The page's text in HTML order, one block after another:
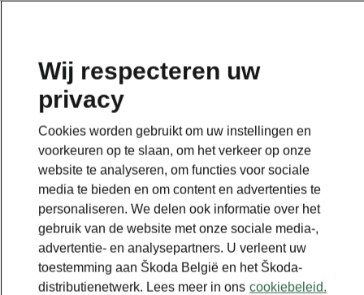
Wij respecteren uw
privacy
Cookies worden gebruikt om uw instellingen en
voorkeuren op te slaan, om het verkeer op onze
website te analyseren, om functies voor sociale
media te bieden en om content en advertenties te
personaliseren. We delen ook informatie over het
gebruik van de website met onze sociale media-,
advertentie- en analysepartners. U verleent uw
toestemming aan Škoda België en het Škoda-
distributienetwerk. Lees meer in ons cookiebeleid.